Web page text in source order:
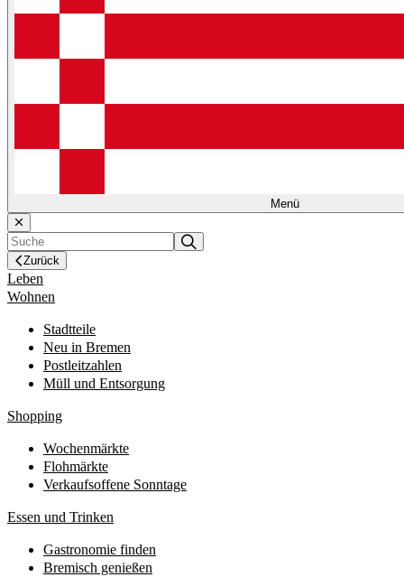
Menü
Zurück
Leben
Wohnen
Stadtteile
Neu in Bremen
Postleitzahlen
Müll und Entsorgung
Shopping
Wochenmärkte
Flohmärkte
Verkaufsoffene Sonntage
Essen und Trinken
Gastronomie finden
Bremisch genießen